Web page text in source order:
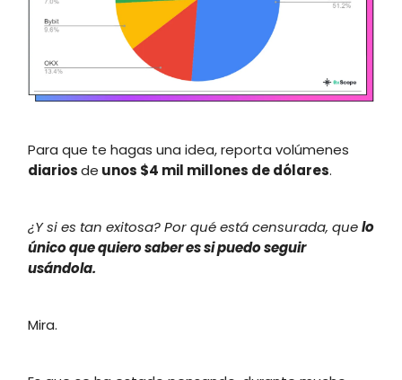
Para que te hagas una idea, reporta volúmenes
diariosde unos $4 mil millones de dólares.
¿Y si es tan exitosa? Por qué está censurada, quelo
único que quiero saber es si puedo seguir
usándola.
Mira.